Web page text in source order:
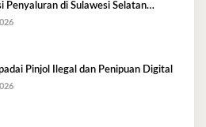
Penyaluran di Sulawesi Selatan
Kondusif
Pinjol Ilegal dan Penipuan Digital